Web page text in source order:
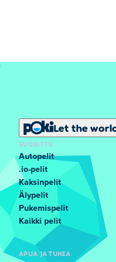
Let the
SUOSITTU
Autopelit
.io-pelit
Kaksinpelit
Älypelit
Pukemispelit
Kaikki pelit
APUA JA TUKEA